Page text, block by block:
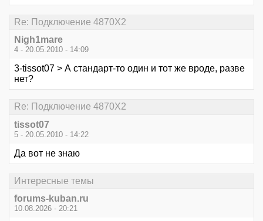
Re: Подключение 4870Х2
Nigh1mare
4 - 20.05.2010 - 14:09
3-tissot07 > А стандарт-то один и тот же вроде, разве
нет?
Re: Подключение 4870Х2
tissot07
5 - 20.05.2010 - 14:22
Да вот не знаю
Интересные темы
forums-kuban.ru
10.08.2026 - 20:21